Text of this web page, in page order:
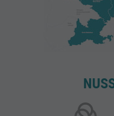
Jahrzehnten in
Branchen abdecken.
Finden Sie bei uns
Arztpraxen erstreckt,